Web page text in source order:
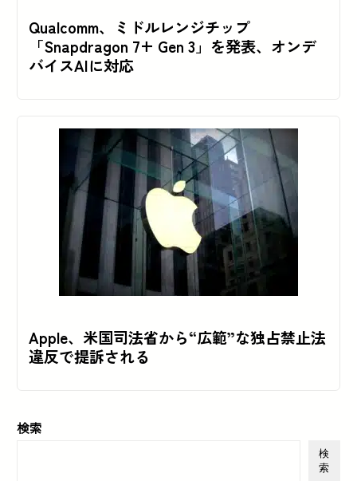
Qualcomm、ミドルレンジチップ
「Snapdragon 7+ Gen 3」を発表、オンデ
バイスAIに対応
Apple、米国司法省から“広範”な独占禁止法
違反で提訴される
検索
検
索